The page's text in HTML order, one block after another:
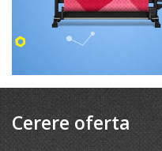
Cerere oferta